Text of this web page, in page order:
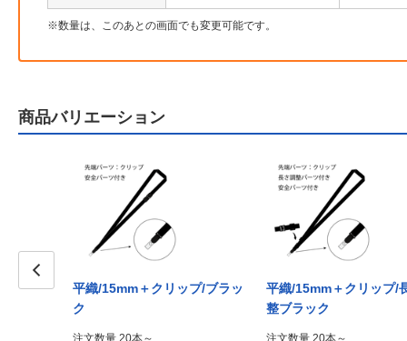
数量は、このあとの画面でも変更可能です。
商品バリエーション
平織/15mm＋クリップ/ブラッ
ク
注文数量 20本～
平織/15mm＋クリップ/
整ブラック
注文数量 20本～